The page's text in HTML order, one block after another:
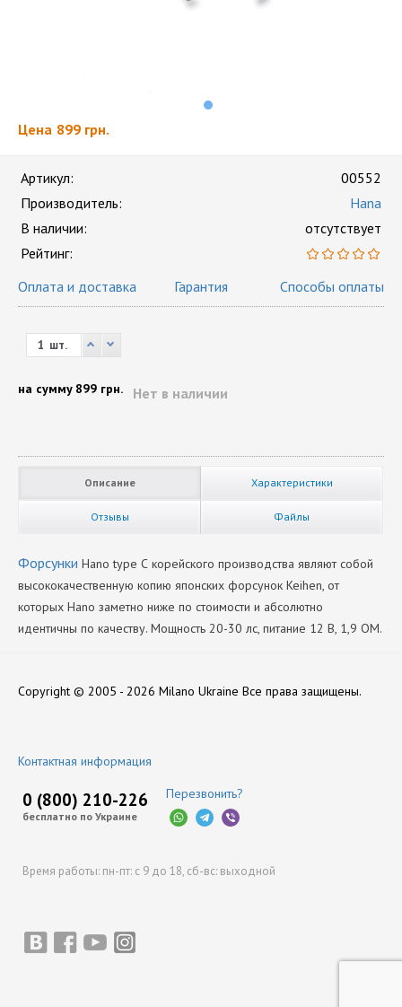
Цена 899 грн.
Артикул:
00552
Производитель:
Hana
В наличии:
отсутствует
Рейтинг:
Оплата и доставка
Гарантия Способы оплаты
шт.
Нет в наличии
на сумму 899 грн.
Описание Характеристики
Отзывы Файлы
Форсунки Hano type С корейского производства являют собой
высококачественную копию японских форсунок Keihen, от
которых Hano заметно ниже по стоимости и абсолютно
идентичны по качеству. Мощность 20-30 лс, питание 12 В, 1,9 ОМ.
Производитель
Copyright © 2005 - 2026 Milano Ukraine Все права защищены.
Контактная информация
0 (800) 210-226
бесплатно по Украине
Перезвонить?
Время работы: пн-пт: с 9 до 18, сб-вс: выходной